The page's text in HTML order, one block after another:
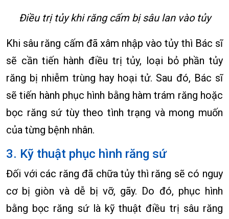
Điều trị tủy khi răng cấm bị sâu lan vào tủy
Khi sâu răng cấm đã xâm nhập vào tủy thì Bác sĩ
sẽ cần tiến hành điều trị tủy, loại bỏ phần tủy
răng bị nhiễm trùng hay hoại tử. Sau đó, Bác sĩ
sẽ tiến hành phục hình bằng hàm trám răng hoặc
bọc răng sứ tùy theo tình trạng và mong muốn
của từng bệnh nhân.
3. Kỹ thuật phục hình răng sứ
Đối với các răng đã chữa tủy thì răng sẽ có nguy
cơ bị giòn và dễ bị vỡ, gãy. Do đó, phục hình
bằng bọc răng sứ là kỹ thuật điều trị sâu răng